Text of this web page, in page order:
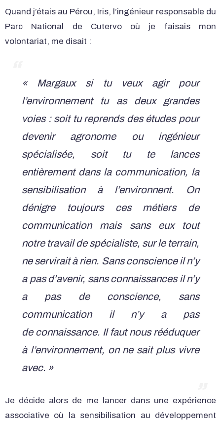
Quand j’étais au Pérou, Iris, l’ingénieur responsable du
Parc National de Cutervo où je faisais mon
volontariat, me disait :
« Margaux si tu veux agir pour
l’environnement tu as deux grandes
voies : soit tu reprends des études pour
devenir agronome ou ingénieur
spécialisée, soit tu te lances
entièrement dans la communication, la
sensibilisation à l’environnent. On
dénigre toujours ces métiers de
communication mais sans eux tout
notre travail de spécialiste, sur le terrain,
ne servirait à rien. Sans conscience il n’y
a pas d’avenir, sans connaissances il n’y
a pas de conscience, sans
communication il n’y a pas
de connaissance. Il faut nous rééduquer
à l’environnement, on ne sait plus vivre
avec. »
Je décide alors de me lancer dans une expérience
associative où la sensibilisation au développement